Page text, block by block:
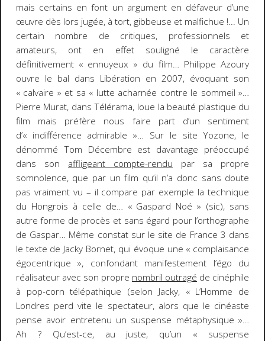
mais certains en font un argument en défaveur d’une
œuvre dès lors jugée, à tort, gibbeuse et malfichue !... Un
certain nombre de critiques, professionnels et
amateurs, ont en effet souligné le caractère
définitivement « ennuyeux » du film… Philippe Azoury
ouvre le bal dans Libération en 2007, évoquant son
« calvaire » et sa « lutte acharnée contre le sommeil »…
Pierre Murat, dans Télérama, loue la beauté plastique du
film mais préfère nous faire part d’un sentiment
d’« indifférence admirable »… Sur le site Yozone, le
dénommé Tom Décembre est davantage préoccupé
dans son affligeant compte-rendu par sa propre
somnolence, que par un film qu’il n’a donc sans doute
pas vraiment vu – il compare par exemple la technique
du Hongrois à celle de… « Gaspard Noé » (sic), sans
autre forme de procès et sans égard pour l’orthographe
de Gaspar… Même constat sur le site de France 3 dans
le texte de Jacky Bornet, qui évoque une « complaisance
égocentrique », confondant manifestement l’égo du
réalisateur avec son propre nombril outragé de cinéphile
à pop-corn télépathique (selon Jacky, « L’Homme de
Londres perd vite le spectateur, alors que le cinéaste
pense avoir entretenu un suspense métaphysique »…
Ah ? Qu’est-ce, au juste, qu’un « suspense